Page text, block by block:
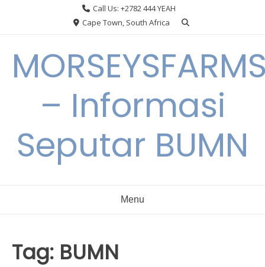
Call Us: +2782 444 YEAH
Cape Town, South Africa
– Informasi
Seputar BUMN
Menu
Tag: BUMN